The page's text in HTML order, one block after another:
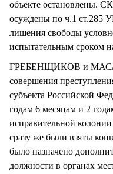
объекте
осуждены по ч.1 ст.285
лишения свободы
испытательным сроком
ГРЕБЕНЩИКОВ и
совершения
субъекта Российской
годам 6 месяцам и 2
исправительной
сразу же были взяты
было назначено
должности в органах